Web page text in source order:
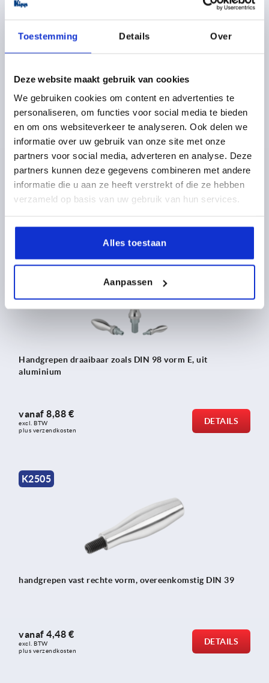
Toestemming Details Over
Deze website maakt gebruik van cookies
We gebruiken cookies om content en advertenties te
personaliseren, om functies voor social media te bieden
en om ons websiteverkeer te analyseren. Ook delen we
informatie over uw gebruik van onze site met onze
partners voor social media, adverteren en analyse. Deze
partners kunnen deze gegevens combineren met andere
informatie die u aan ze heeft verstrekt of die ze hebben
verzameld op basis van uw gebruik van hun services.
Alles toestaan
Aanpassen
K1209
Handgrepen draaibaar DIN 98 vorm E, van rvs
16,40 €
excl. BTW
DETAILS
K0169
Handgrepen draaibaar zoals DIN 98 vorm E, uit
aluminium
vanaf 8,88 €
excl. BTW
plus verzendkosten
DETAILS
K2505
handgrepen vast rechte vorm, overeenkomstig DIN 39
vanaf 4,48 €
excl. BTW
plus verzendkosten
DETAILS